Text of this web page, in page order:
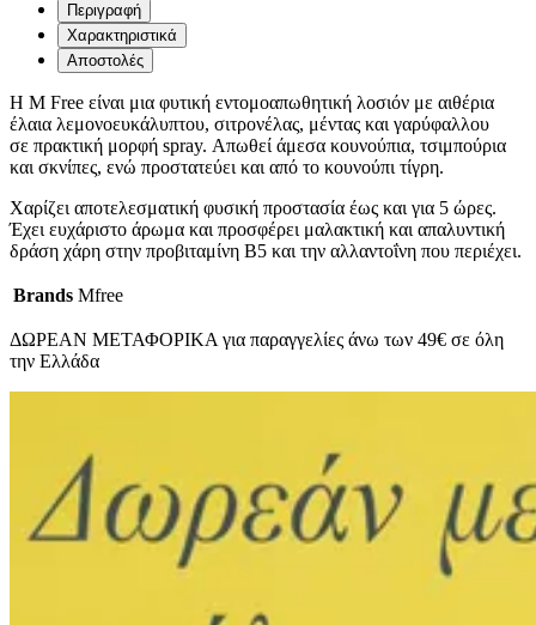
Περιγραφή
Χαρακτηριστικά
Αποστολές
H M Free είναι μια φυτική εντομοαπωθητική λοσιόν με αιθέρια
έλαια λεμονοευκάλυπτου, σιτρονέλας, μέντας και γαρύφαλλου
σε πρακτική μορφή spray. Απωθεί άμεσα κουνούπια, τσιμπούρια
και σκνίπες, ενώ προστατεύει και από το κουνούπι τίγρη.
Χαρίζει αποτελεσματική φυσική προστασία έως και για 5 ώρες.
Έχει ευχάριστο άρωμα και προσφέρει μαλακτική και απαλυντική
δράση χάρη στην προβιταμίνη Β5 και την αλλαντοΐνη που περιέχει.
Brands Mfree
ΔΩΡΕΑΝ ΜΕΤΑΦΟΡΙΚΑ για παραγγελίες άνω των 49€ σε όλη
την Ελλάδα